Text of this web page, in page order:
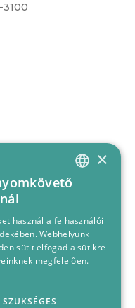
3100
HUNGARIAN
×
használ a felhasználói
Webhelyünk
sütit elfogad a sütikre
megfelelően.